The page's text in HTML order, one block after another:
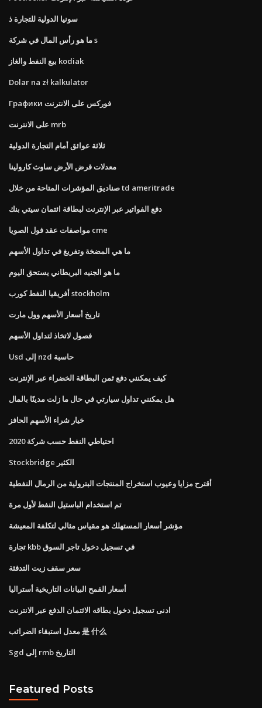
سونيا الدولية للتجارة ذ
ما هو رأس المال في شركة s
بيع النفط والغاز kodiak
Dolar na zł kalkulator
Графики فوركس على الانترنت
على الانترنت mrb
ثلاثة عوائق أمام التجارة الدولية
معدلات قرض الأرض ساوث كارولينا
صناديق المؤشرات المتاحة من خلال td ameritrade
دفع الفواتير عبر الإنترنت لبطاقة ائتمان سيتي بنك
مواصفات عقد فول الصويا cme
ما هي المضخة وتفريغ في تداول الأسهم
ما هو الجنيه البريطاني يستحق اليوم
أفريقيا النفط كورب stockholm
تاريخ أسعار الأسهم وول مارت
فصول لاتخاذ لتداول الأسهم
Usd إلى nzd حاسبة
كيف يمكنني دفع ثمن البطاقة الخضراء عبر الإنترنت
هل يمكنني تداول سيارتي في حال ما زلت مدينًا بالمال
خيار شراء الأسهم الحافز
احتياطي النفط حسب شركة 2020
Stockbridge الكثير
أقترح مزايا وعيوب استخراج المنتجات البترولية من الرمال النفطية
تم استخدام الباستيل النفط لأول مرة
مؤشر أسعار المستهلك هو مقياس مثالي لتكلفة المعيشة
تجارة kbb في تسجيل دخول تاجر السوق
سعر سقف زيت التدفئة
أسعار القمح البيانات التاريخية أستراليا
ادنى تسجيل دخول بطاقه الائتمان الدفع عبر الانترنت
معدل استبقاء الضرائب 是 什么
Sgd إلى rmb التاريخ
Featured Posts